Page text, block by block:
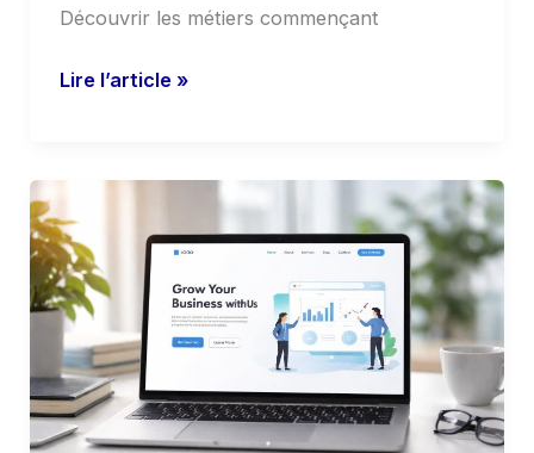
Découvrir les métiers commençant
Lire l’article »